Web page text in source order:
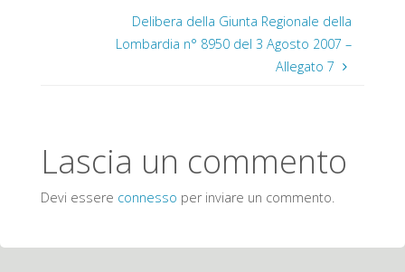
Delibera della Giunta Regionale della
Lombardia n° 8950 del 3 Agosto 2007 –
Allegato 7
Lascia un commento
Devi essere connesso per inviare un commento.